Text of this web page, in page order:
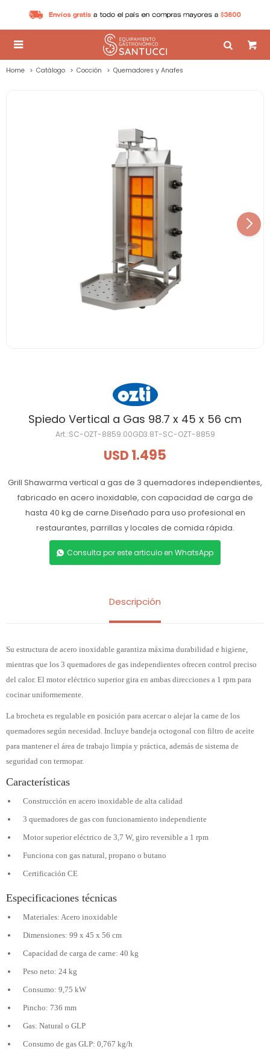

Home Catálogo Cocción Quemadores y Anafes
Spiedo Vertical a Gas 98.7 x 45 x 56 cm
SC-OZT-8859.00GD3.8T-SC-OZT-8859
USD 1.495
Grill Shawarma vertical a gas de 3 quemadores independientes,
fabricado en acero inoxidable, con capacidad de carga de
hasta 40 kg de carne.Diseñado para uso profesional en
restaurantes, parrillas y locales de comida rápida.
Consulta por este articulo en WhatsApp
Descripción
Su estructura de acero inoxidable garantiza máxima durabilidad e higiene,
mientras que los 3 quemadores de gas independientes ofrecen control preciso
del calor. El motor eléctrico superior gira en ambas direcciones a 1 rpm para
cocinar uniformemente.
La brocheta es regulable en posición para acercar o alejar la carne de los
quemadores según necesidad. Incluye bandeja octogonal con filtro de aceite
para mantener el área de trabajo limpia y práctica, además de sistema de
seguridad con termopar.
Características
Construcción en acero inoxidable de alta calidad
3 quemadores de gas con funcionamiento independiente
Motor superior eléctrico de 3,7 W, giro reversible a 1 rpm
Funciona con gas natural, propano o butano
Certificación CE
Especificaciones técnicas
Materiales: Acero inoxidable
Dimensiones: 99 x 45 x 56 cm
Capacidad de carga de carne: 40 kg
Peso neto: 24 kg
Consumo: 9,75 kW
Pincho: 736 mm
Gas: Natural o GLP
Consumo de gas GLP: 0,767 kg/h